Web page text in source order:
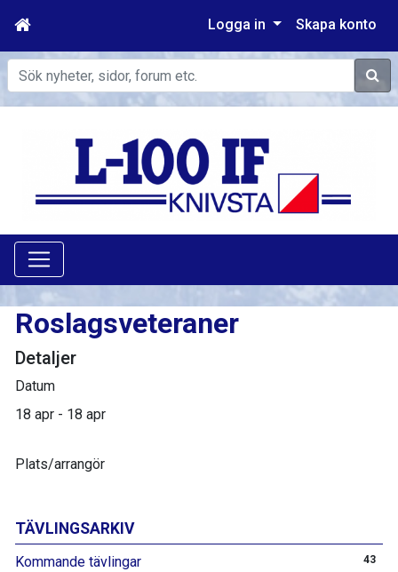
Logga in Skapa konto
Sök
TÄVLINGSARKIV
Kommande tävlingar 43
Roslagsveteraner
Detaljer
Datum
18 apr - 18 apr
Plats/arrangör